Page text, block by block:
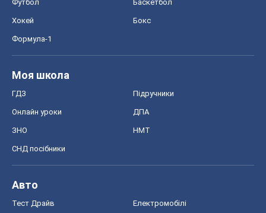
Футбол Баскетбол
Хокей Бокс
Формула-1
Моя школа
ГДЗ Підручники
Онлайн уроки ДПА
ЗНО НМТ
СНД посібники
Авто
Тест Драйв Електромобілі